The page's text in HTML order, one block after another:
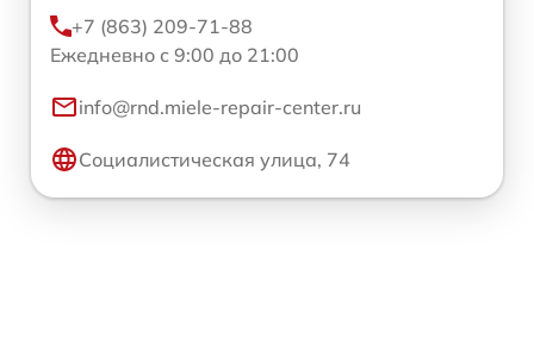
+7 (863) 209-71-88
Ежедневно с 9:00 до 21:00
info@rnd.miele-repair-center.ru
Социалистическая улица, 74